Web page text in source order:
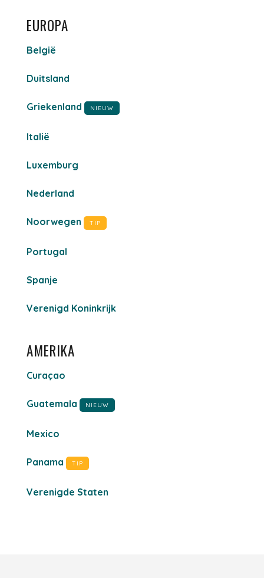
EUROPA
België
Duitsland
Griekenland NIEUW
Italië
Luxemburg
Nederland
Noorwegen TIP
Portugal
Spanje
Verenigd Koninkrijk
AMERIKA
Curaçao
Guatemala NIEUW
Mexico
Panama TIP
Verenigde Staten